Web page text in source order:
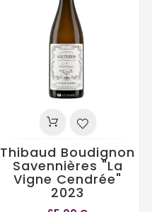
Thibaud Boudignon
Savennières "La
Vigne Cendrée"
2023